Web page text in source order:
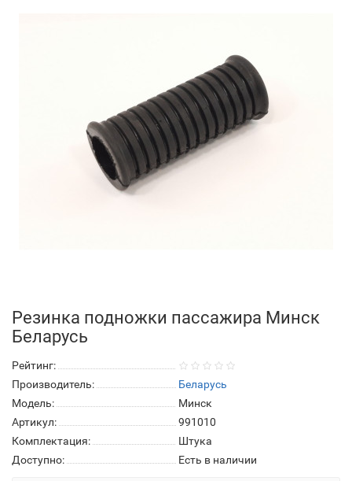
Резинка подножки пассажира Минск
Беларусь
Рейтинг:
Производитель:
Беларусь
Модель:
Минск
Артикул:
991010
Комплектация:
Штука
Доступно:
Есть в наличии